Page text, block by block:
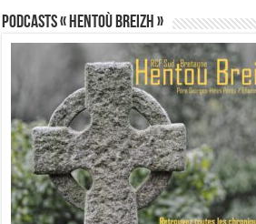
PODCASTS « Hentoù Breizh »